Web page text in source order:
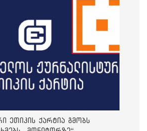
ეთიკის ქარტია გმობს